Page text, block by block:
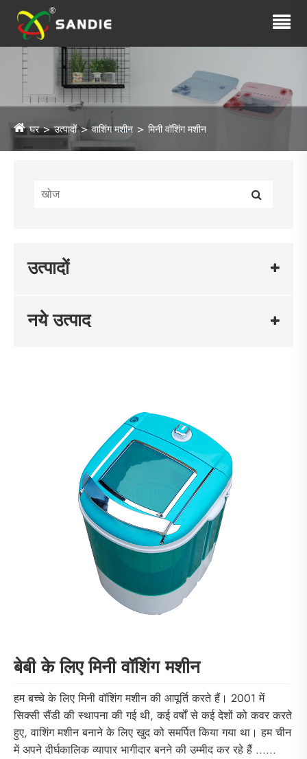
घर उत्पादों वाशिंग मशीन मिनी वॉशिंग मशीन
उत्पादों
नये उत्पाद
बेबी के लिए मिनी वॉशिंग मशीन
हम बच्चे के लिए मिनी वॉशिंग मशीन की आपूर्ति करते हैं। 2001 में
सिक्सी सैंडी की स्थापना की गई थी, कई वर्षों से कई देशों को कवर करते
हुए, वाशिंग मशीन बनाने के लिए खुद को समर्पित किया गया था। हम चीन
में अपने दीर्घकालिक व्यापार भागीदार बनने की उम्मीद कर रहे हैं ......